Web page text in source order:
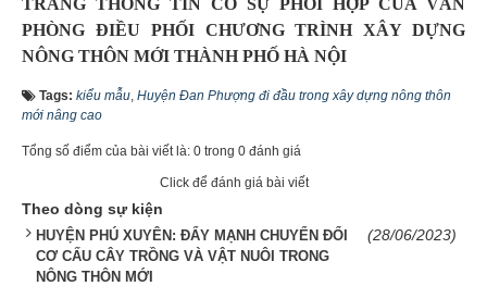
PHÒNG ĐIỀU PHỐI CHƯƠNG TRÌNH XÂY DỰNG
NÔNG THÔN MỚI THÀNH PHỐ HÀ NỘI
Tags: kiểu mẫu, Huyện Đan Phượng đi đầu trong xây dựng nông thôn
mới nâng cao
Tổng số điểm của bài viết là: 0 trong 0 đánh giá
Click để đánh giá bài viết
Theo dòng sự kiện
HUYỆN PHÚ XUYÊN: ĐẨY MẠNH CHUYỂN ĐỔI
CƠ CẤU CÂY TRỒNG VÀ VẬT NUÔI TRONG
NÔNG THÔN MỚI
(28/06/2023)